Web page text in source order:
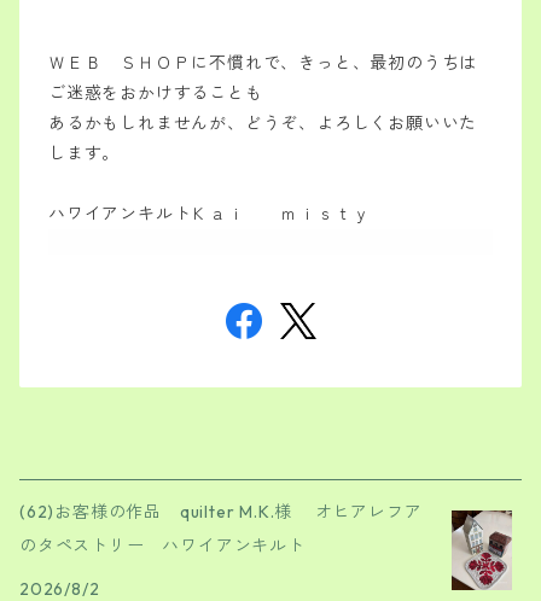
ＷＥＢ ＳＨＯＰに不慣れで、 きっと、最初のうちは
ご迷惑をおかけすることも
あるかもしれませんが、
どうぞ、よろしくお願いいた
します。
ハワイアンキルトＫａｉ ｍｉｓｔｙ
(62)お客様の作品 quilter M.K.様 オヒアレフア
のタペストリー ハワイアンキルト
2026/8/2